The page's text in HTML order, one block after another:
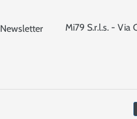
Newsletter Mi79 S.r.l.s. -